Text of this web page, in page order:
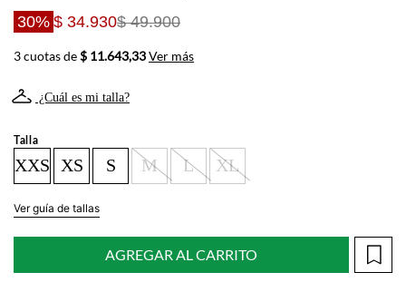
30% $ 34.930$ 49.900
3 cuotas de$ 11.643,33Ver más
¿Cuál es mi talla?
Talla
XXS XS S M L XL
Ver guía de tallas
AGREGAR AL CARRITO